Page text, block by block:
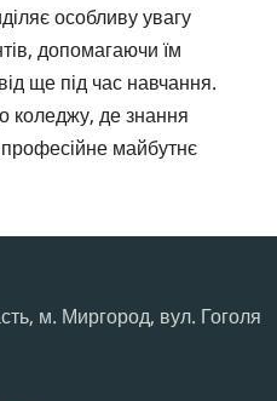
особливу увагу
допомагаючи їм
ще під час навчання.
коледжу, де знання
майбутнє
м. Миргород, вул. Гоголя